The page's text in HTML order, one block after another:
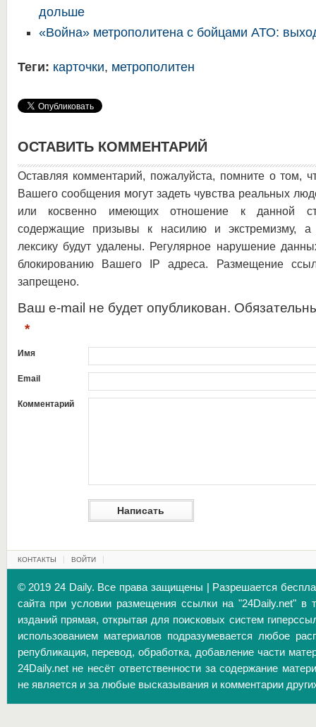
дольше
«Война» метрополитена с бойцами АТО:
Теги: карточки, метрополитен
ОСТАВИТЬ КОММЕНТАРИЙ
Оставляя комментарий, пожалуйста, помните о том,
Вашего сообщения могут задеть чувства реальных
или косвенно имеющих отношение к данной
содержащие призывы к насилию и экстремизму, а
лексику будут удалены. Регулярное нарушение
блокированию Вашего IP адреса. Размещение
запрещено.
Ваш e-mail не будет опубликован.
*
Имя
Email
Комментарий
КОНТАКТЫ ВОЙТИ
© 2019 24 Daily. Все права защищены | Разрешается
сайта при условии размещения ссылки на "24Daily.net" в
изданий прямая, открытая для поисковых систем
использованием материалов подразумевается любое
републикация, перевод, обработка, добавление части
24Daily.net не несёт ответственности за содержание
не является и за любые высказывания и комментарии